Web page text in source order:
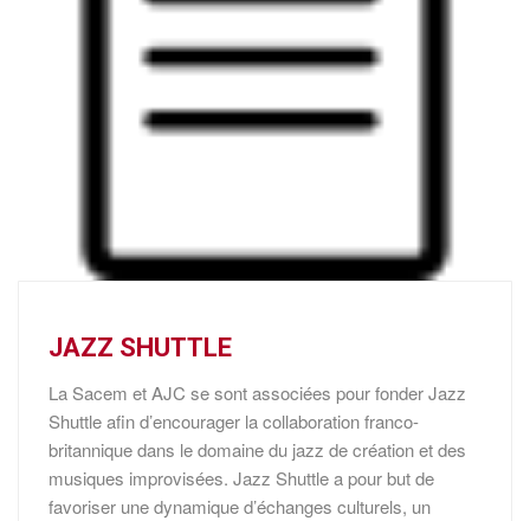
JAZZ SHUTTLE
La Sacem et AJC se sont associées pour fonder Jazz
Shuttle afin d’encourager la collaboration franco-
britannique dans le domaine du jazz de création et des
musiques improvisées. Jazz Shuttle a pour but de
favoriser une dynamique d’échanges culturels, un